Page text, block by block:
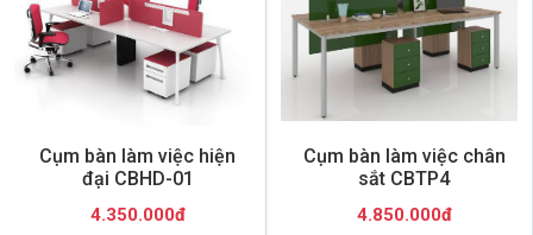
Cụm bàn làm việc hiện
đại CBHD-01
4.350.000đ
Cụm bàn làm việc chân
sắt CBTP4
4.850.000đ